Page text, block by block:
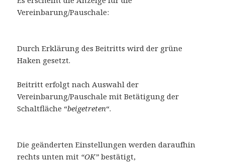
Vereinbarung/Pauschale:
Durch Erklärung des Beitritts wird der grüne
Haken gesetzt.
Beitritt erfolgt nach Auswahl der
Vereinbarung/Pauschale mit Betätigung der
Schaltfläche “beigetreten“.
Die geänderten Einstellungen werden daraufhin
rechts unten mit “OK”bestätigt,